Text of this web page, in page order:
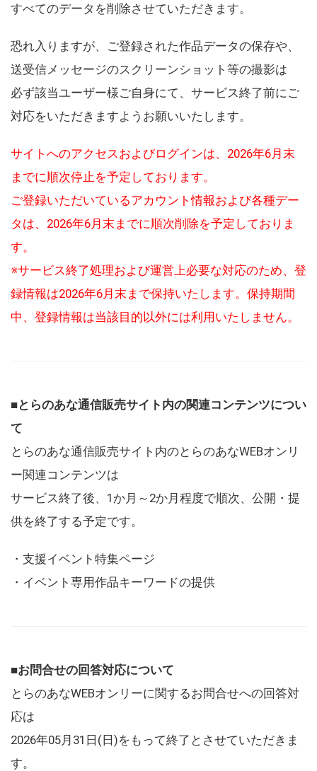
すべてのデータを削除させていただきます。
恐れ入りますが、ご登録された作品データの保存や、
送受信メッセージのスクリーンショット等の撮影は
必ず該当ユーザー様ご自身にて、サービス終了前にご
対応をいただきますようお願いいたします。
サイトへのアクセスおよびログインは、2026年6月末
までに順次停止を予定しております。
ご登録いただいているアカウント情報および各種デー
タは、2026年6月末までに順次削除を予定しておりま
す。
※サービス終了処理および運営上必要な対応のため、登
録情報は2026年6月末まで保持いたします。保持期間
中、登録情報は当該目的以外には利用いたしません。
■とらのあな通信販売サイト内の関連コンテンツについ
て
とらのあな通信販売サイト内のとらのあなWEBオンリ
ー関連コンテンツは
サービス終了後、1か月～2か月程度で順次、公開・提
供を終了する予定です。
・支援イベント特集ページ
・イベント専用作品キーワードの提供
■お問合せの回答対応について
とらのあなWEBオンリーに関するお問合せへの回答対
応は
2026年05月31日(日)をもって終了とさせていただきま
す。